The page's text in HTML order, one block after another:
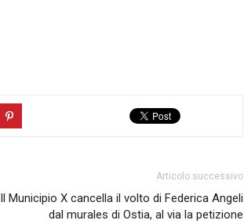
Articolo successivo
Il Municipio X cancella il volto di Federica Angeli
dal murales di Ostia, al via la petizione